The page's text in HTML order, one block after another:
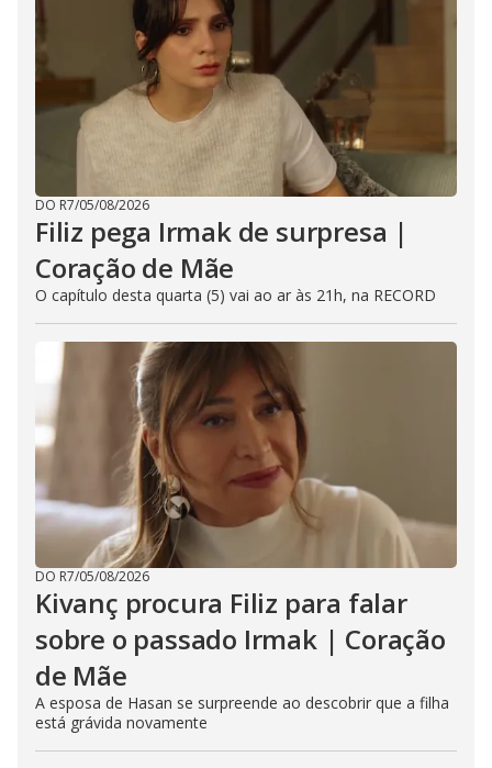
DO R7/05/08/2026
Filiz pega Irmak de surpresa |
Coração de Mãe
O capítulo desta quarta (5) vai ao ar às 21h, na RECORD
DO R7/05/08/2026
Kivanç procura Filiz para falar
sobre o passado Irmak | Coração
de Mãe
A esposa de Hasan se surpreende ao descobrir que a filha
está grávida novamente